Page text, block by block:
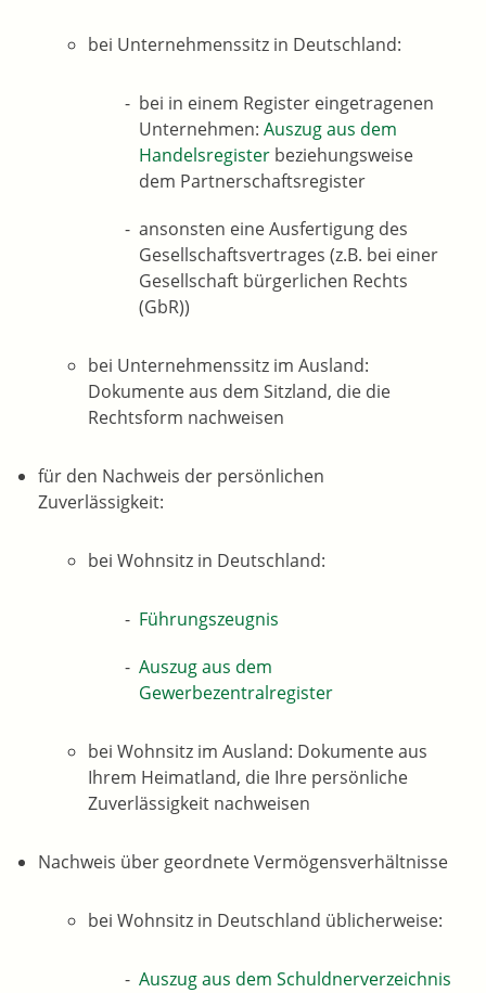
bei Unternehmenssitz in Deutschland:
bei in einem Register eingetragenen
Unternehmen: Auszug aus dem
Handelsregisterbeziehungsweise
dem Partnerschaftsregister
ansonsten eine Ausfertigung des
Gesellschaftsvertrages (z.B. bei einer
Gesellschaft bürgerlichen Rechts
(GbR))
bei Unternehmenssitz im Ausland:
Dokumente aus dem Sitzland, die die
Rechtsform nachweisen
für den Nachweis der persönlichen
Zuverlässigkeit:
bei Wohnsitz in Deutschland:
Führungszeugnis
Auszug aus dem
Gewerbezentralregister
bei Wohnsitz im Ausland: Dokumente aus
Ihrem Heimatland, die Ihre persönliche
Zuverlässigkeit nachweisen
Nachweis über geordnete Vermögensverhältnisse
bei Wohnsitz in Deutschland üblicherweise:
Auszug aus dem Schuldnerverzeichnis